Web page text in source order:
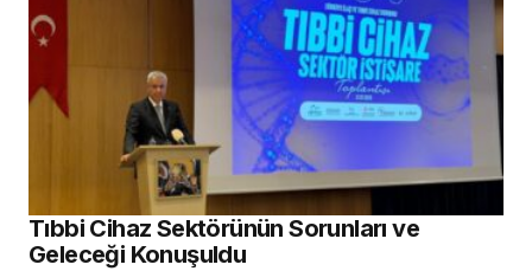
Tıbbi Cihaz Sektörünün Sorunları ve
Geleceği Konuşuldu